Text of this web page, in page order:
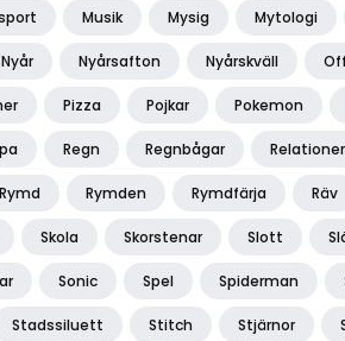
Musik Mysig Mytologi
Nyår Nyårsafton Nyårskväll
Pizza Pojkar Pokemon
Regn Regnbågar Relationer
Rymd Rymden Rymdfärja Räv
Skola Skorstenar Slott
Sonic Spel Spiderman
Stadssiluett Stitch Stjärnor